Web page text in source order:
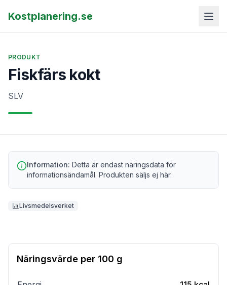
Kostplanering.se
PRODUKT
Fiskfärs kokt
SLV
Information: Detta är endast näringsdata för
informationsändamål. Produkten säljs ej här.
Livsmedelsverket
Näringsvärde per 100 g